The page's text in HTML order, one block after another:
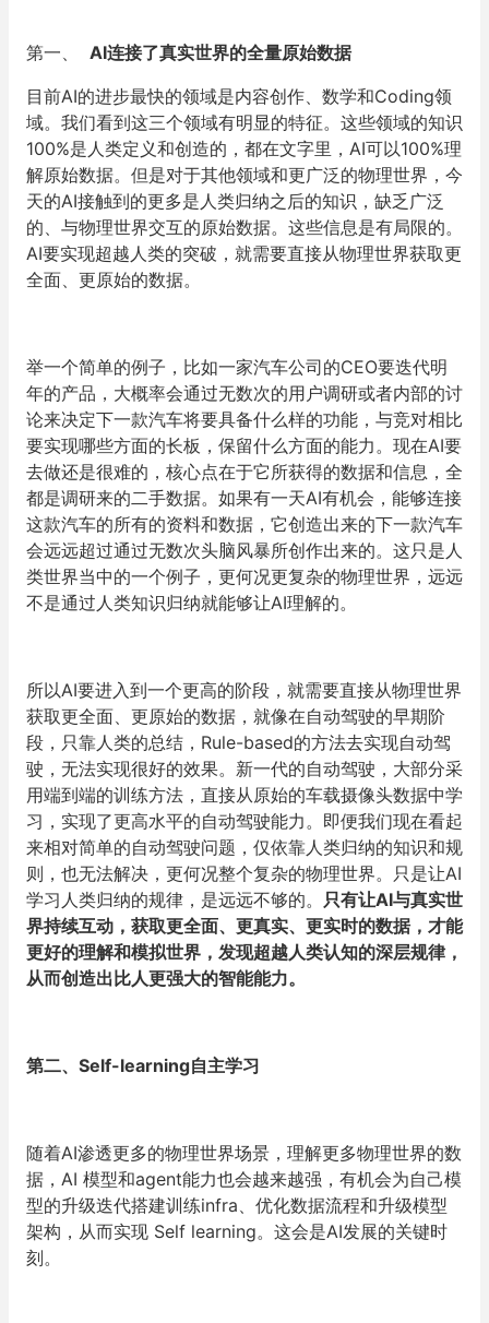
第一、 AI连接了真实世界的全量原始数据
目前AI的进步最快的领域是内容创作、数学和Coding领
域。我们看到这三个领域有明显的特征。这些领域的知识
100%是人类定义和创造的，都在文字里，AI可以100%理
解原始数据。但是对于其他领域和更广泛的物理世界，今
天的AI接触到的更多是人类归纳之后的知识，缺乏广泛
的、与物理世界交互的原始数据。这些信息是有局限的。
AI要实现超越人类的突破，就需要直接从物理世界获取更
全面、更原始的数据。
举一个简单的例子，比如一家汽车公司的CEO要迭代明
年的产品，大概率会通过无数次的用户调研或者内部的讨
论来决定下一款汽车将要具备什么样的功能，与竞对相比
要实现哪些方面的长板，保留什么方面的能力。现在AI要
去做还是很难的，核心点在于它所获得的数据和信息，全
都是调研来的二手数据。如果有一天AI有机会，能够连接
这款汽车的所有的资料和数据，它创造出来的下一款汽车
会远远超过通过无数次头脑风暴所创作出来的。这只是人
类世界当中的一个例子，更何况更复杂的物理世界，远远
不是通过人类知识归纳就能够让AI理解的。
所以AI要进入到一个更高的阶段，就需要直接从物理世界
获取更全面、更原始的数据，就像在自动驾驶的早期阶
段，只靠人类的总结，Rule-based的方法去实现自动驾
驶，无法实现很好的效果。新一代的自动驾驶，大部分采
用端到端的训练方法，直接从原始的车载摄像头数据中学
习，实现了更高水平的自动驾驶能力。即便我们现在看起
来相对简单的自动驾驶问题，仅依靠人类归纳的知识和规
则，也无法解决，更何况整个复杂的物理世界。只是让AI
学习人类归纳的规律，是远远不够的。 只有让AI与真实世
界持续互动，获取更全面、更真实、更实时的数据，才能
更好的理解和模拟世界，发现超越人类认知的深层规律，
从而创造出比人更强大的智能能力。
第二、Self-learning自主学习
随着AI渗透更多的物理世界场景，理解更多物理世界的数
据，AI 模型和agent能力也会越来越强，有机会为自己模
型的升级迭代搭建训练infra、优化数据流程和升级模型
架构，从而实现 Self learning。这会是AI发展的关键时
刻。